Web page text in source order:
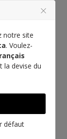
notre site
. Voulez-
la devise du
défaut